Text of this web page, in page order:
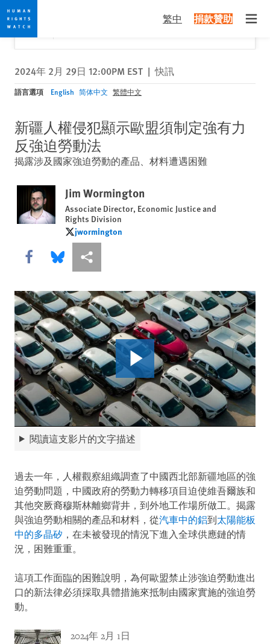
Skip
to
cookie
privacy
notice
Skip
to
main
content
繁中 捐款贊助
Would you like to read this page in English?
Yes
✕
2024年 2月 29日 12:00PM EST | 快訊
語言選項 English 简体中文 繁體中文
新疆人權侵犯顯示歐盟須制定強有力
反強迫勞動法
揭露涉及國家強迫勞動的產品、材料遭遇困難
Jim Wormington
Associate Director, Economic Justice and
Rights Division
jwormington
jwormington
Share this via Facebook
Share this via Bluesky
More sharing options
閱讀這支影片的文字描述
過去一年，人權觀察組織調查了中國西北部新疆地區的強
迫勞動問題，中國政府的勞動力轉移項目迫使維吾爾族和
其他突厥裔穆斯林離鄉背井，到外地工作場所做工。揭露
與強迫勞動相關的產品和材料，從汽車中的鋁到 太陽能板
中的多晶矽 ，在未被發現的情況下進入全球供應鏈的情
況，困難重重。
這項工作面臨的困難說明，為何歐盟禁止涉強迫勞動進出
口的新法律必須採取具體措施來抵制由國家實施的強迫勞
動。
2024年 2月 1日